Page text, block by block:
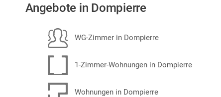
Angebote in Dompierre
WG-Zimmer in Dompierre
1-Zimmer-Wohnungen in Dompierre
Wohnungen in Dompierre